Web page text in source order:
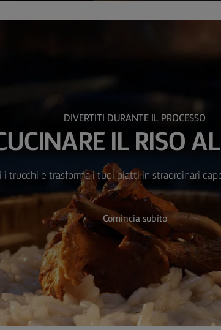
DIVERTITI DURANTE IL PROCESSO
IL RISO
i trucchi e trasforma i tuoi piatti in straordinari
Comincia subito